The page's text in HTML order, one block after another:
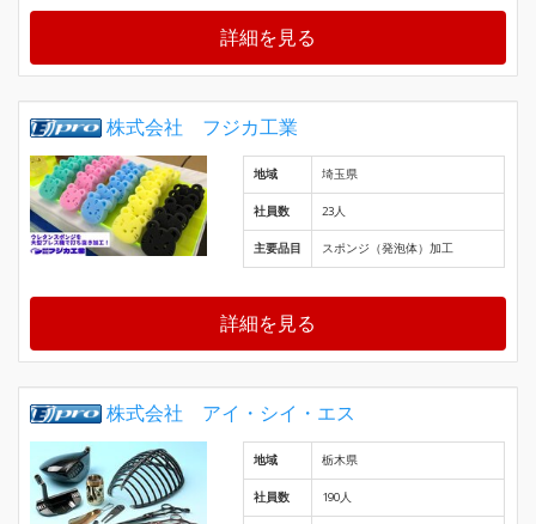
詳細を見る
株式会社 フジカ工業
地域 埼玉県
社員数 23人
主要品目 スポンジ（発泡体）加工
詳細を見る
株式会社 アイ・シイ・エス
地域 栃木県
社員数 190人